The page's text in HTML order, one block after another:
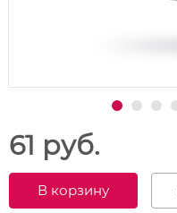
61 руб.
В корзину